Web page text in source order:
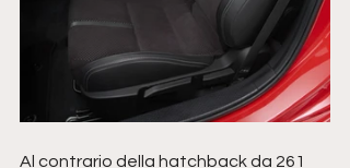
Al contrario della hatchback da 261